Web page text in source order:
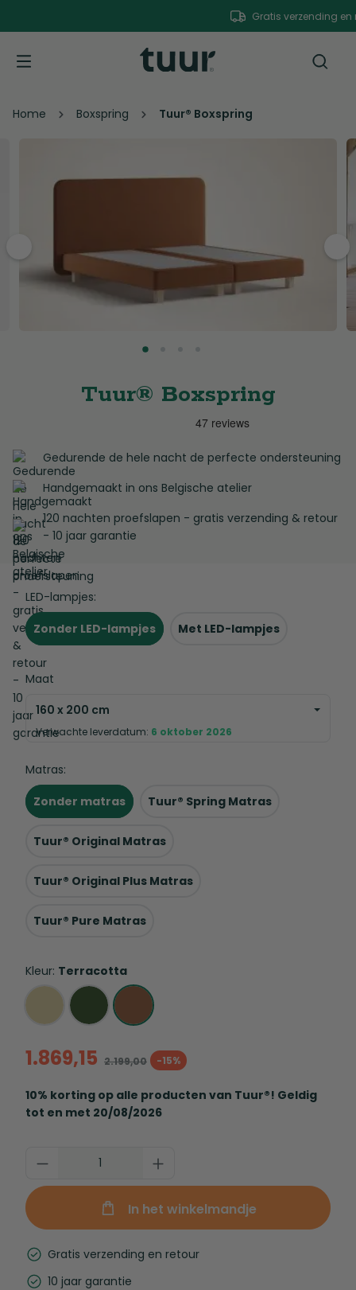
Gratis verzending en retour
Home Boxspring Tuur® Boxspring
v
nex
t
Tuur® Boxspring
Gedurende de hele nacht de perfecte ondersteuning
Handgemaakt in ons Belgische atelier
120 nachten proefslapen - gratis verzending & retour
- 10 jaar garantie
LED-lampjes:
Zonder LED-lampjes
Met LED-lampjes
Maat
160 x 200 cm
Verwachte leverdatum: 6 oktober 2026
Matras:
Zonder matras
Tuur® Spring Matras
Tuur® Original Matras
Tuur® Original Plus Matras
Tuur® Pure Matras
Kleur: Terracotta
1.869,15 2.199,00 -15%
10% korting op alle producten van Tuur®! Geldig
tot en met 20/08/2026
In het winkelmandje
Gratis verzending en retour
10 jaar garantie